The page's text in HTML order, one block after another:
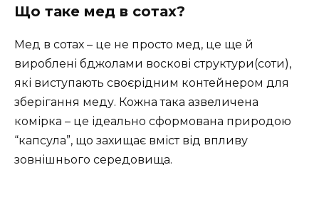
Що таке мед в сотах?
Мед в сотах – це не просто мед, це ще й
вироблені бджолами воскові структури(cоти),
які виступають своєрідним контейнером для
зберігання меду. Кожна така азвеличена
комірка – це ідеально сформована природою
“капсула”, що захищає вміст від впливу
зовнішнього середовища.